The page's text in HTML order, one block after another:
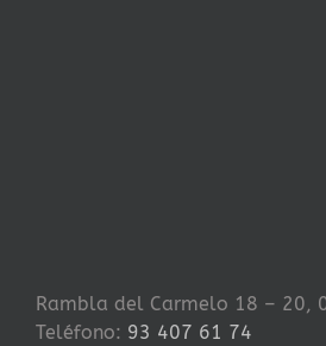
Rambla del Carmelo 18 – 20,
Teléfono: 93 407 61 74